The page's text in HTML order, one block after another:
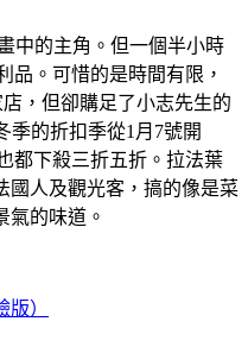
中的主角。但一個半小時
品。可惜的是時間有限，
，但卻購足了小志先生的
季的折扣季從1月7號開
都下殺三折五折。拉法葉
國人及觀光客，搞的像是菜
氣的味道。
）